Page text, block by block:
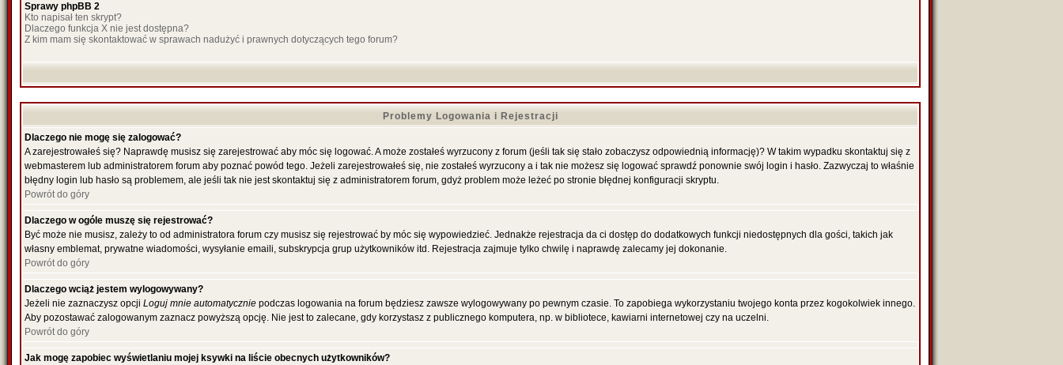
Sprawy phpBB 2
Kto napisał ten skrypt?
Dlaczego funkcja X nie jest dostępna?
Z kim mam się skontaktować w sprawach nadużyć i prawnych dotyczących tego forum?
Problemy Logowania i Rejestracji
Dlaczego nie mogę się zalogować?
A zarejestrowałeś się? Naprawdę musisz się zarejestrować aby móc się logować. A może zostałeś wyrzucony z forum (jeśli tak się stało zobaczysz odpowiednią informację)? W takim wypadku skontaktuj się z
webmasterem lub administratorem forum aby poznać powód tego. Jeżeli zarejestrowałeś się, nie zostałeś wyrzucony a i tak nie możesz się logować sprawdź ponownie swój login i hasło. Zazwyczaj to właśnie
błędny login lub hasło są problemem, ale jeśli tak nie jest skontaktuj się z administratorem forum, gdyż problem może leżeć po stronie błędnej konfiguracji skryptu.
Powrót do góry
Dlaczego w ogóle muszę się rejestrować?
Być może nie musisz, zależy to od administratora forum czy musisz się rejestrować by móc się wypowiedzieć. Jednakże rejestracja da ci dostęp do dodatkowych funkcji niedostępnych dla gości, takich jak
własny emblemat, prywatne wiadomości, wysyłanie emaili, subskrypcja grup użytkowników itd. Rejestracja zajmuje tylko chwilę i naprawdę zalecamy jej dokonanie.
Powrót do góry
Dlaczego wciąż jestem wylogowywany?
Jeżeli nie zaznaczysz opcji Loguj mnie automatycznie podczas logowania na forum będziesz zawsze wylogowywany po pewnym czasie. To zapobiega wykorzystaniu twojego konta przez kogokolwiek innego.
Aby pozostawać zalogowanym zaznacz powyższą opcję. Nie jest to zalecane, gdy korzystasz z publicznego komputera, np. w bibliotece, kawiarni internetowej czy na uczelni.
Powrót do góry
Jak mogę zapobiec wyświetlaniu mojej ksywki na liście obecnych użytkowników?